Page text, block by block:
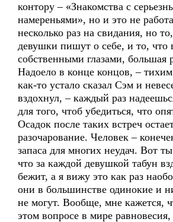
контору – «Знакомства с
намереньями», но и это не
несколько раз на свидания, но
девушки пишут о себе, и то, что
собственными глазами, большая
Надоело в конце концов, –
как-то устало сказал Сэм и
вздохнул, – каждый раз
для того, чтоб убедиться, что
Осадок после таких встреч
разочарование. Человек –
запаса для многих неудач. Вот
что за каждой девушкой табун
бежит, а я вижу это как раз
они в большинстве одинокие и
не могут. Вообще, мне кажется,
этом вопросе в мире